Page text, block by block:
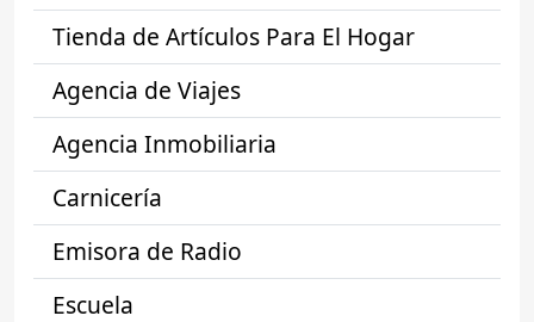
Tienda de Artículos Para El Hogar
Agencia de Viajes
Agencia Inmobiliaria
Carnicería
Emisora de Radio
Escuela